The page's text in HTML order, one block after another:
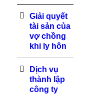
Giải quyết
tài sản của
vợ chồng
khi ly hôn
Dịch vụ
thành lập
công ty